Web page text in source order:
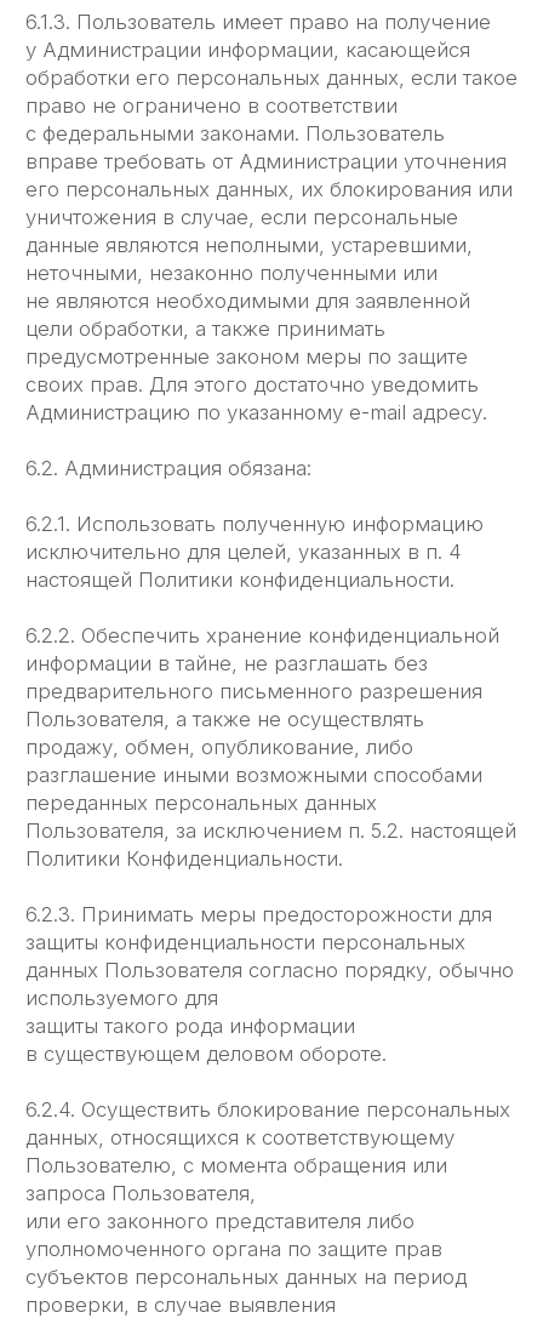
соглашения.
7.6. В отношение текстовых материалов (статей,
публикаций, находящихся в свободном
публичном доступе на сайте ЛЕГЧЕ)
допускается их распространение при условии,
что будет дана ссылка на Сайт ЛЕГЧЕ.
7.7. Администрация не несет ответственности
перед Пользователем за любой убыток или
ущерб, понесённый Пользователем
в результате удаления, сбоя или
невозможности сохранения какого-либо
Содержания и иных коммуникационных данных,
содержащихся на сайте ЛЕГЧЕ или
передаваемых через него.
7.8. Администрация не несет ответственности
за любые прямые или косвенные убытки,
произошедшие из-за: использования либо
невозможности использования сайта, либо
заявления или поведение любого третьего лица
7.9. Администрация не несет ответственность
за какую-либо информацию, размещенную
пользователем на сайте ЛЕГЧЕ, включая,
но не ограничиваясь:
без прямого согласия владельца авторского
8. Разрешение споров
8.1. До обращения в суд с иском по спорам,
возникающим из отношений между
Пользователем и Администрацией,
обязательным является предъявление
претензии (письменного предложения или
предложения в электронном виде
о добровольном
урегулировании спора).
8.2. Получатель претензии в течение 30
календарных дней со дня получения претензии,
письменно или в электронном виде уведомляет
заявителя претензии о результатах
8.3. При недостижении соглашения спор будет
передан на рассмотрение Арбитражного суда
г. Москва.
8.4. К настоящей Политике конфиденциальности
и Администрацией применяется действующее
законодательство Российской Федерации.
9. Дополнительные условия
9.1. Администрация вправе вносить изменения
в настоящую Политику конфиденциальности без
согласия Пользователя.